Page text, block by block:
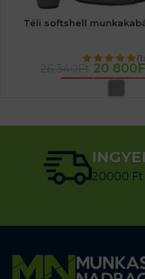
Téli softshell
20 800
OPCIÓK
20000 Ft